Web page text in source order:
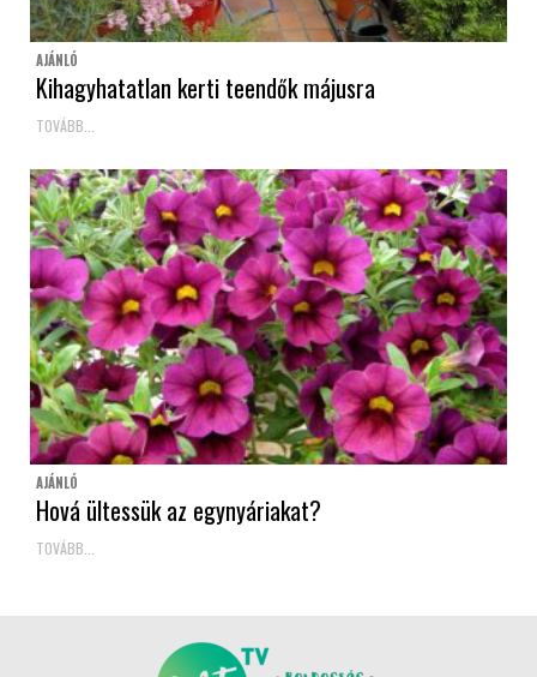
AJÁNLÓ
Kihagyhatatlan kerti teendők májusra
TOVÁBB...
AJÁNLÓ
Hová ültessük az egynyáriakat?
TOVÁBB...